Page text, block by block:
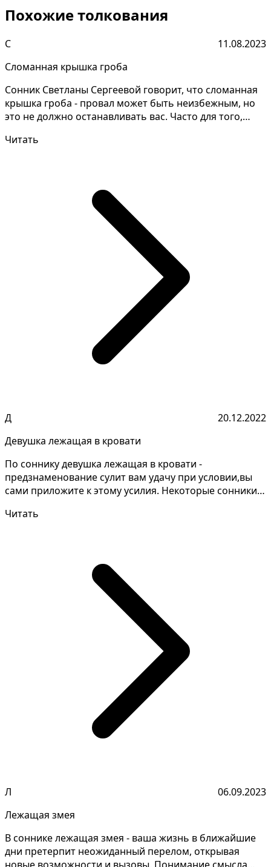
Похожие толкования
С
11.08.2023
Сломанная крышка гроба
Сонник Светланы Сергеевой говорит, что сломанная
крышка гроба - провал может быть неизбежным, но
это не должно останавливать вас. Часто для того,
Читать
Д
20.12.2022
Девушка лежащая в кровати
По соннику девушка лежащая в кровати -
предзнаменование сулит вам удачу при условии,вы
сами приложите к этому усилия. Некоторые сонники
Читать
Л
06.09.2023
Лежащая змея
В соннике лежащая змея - ваша жизнь в ближайшие
дни претерпит неожиданный перелом, открывая